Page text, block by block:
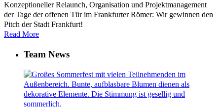
Konzeptioneller Relaunch, Organisation und Projektmanagement
der Tage der offenen Tür im Frankfurter Römer: Wir gewinnen den
Pitch der Stadt Frankfurt!
Read More
Team News